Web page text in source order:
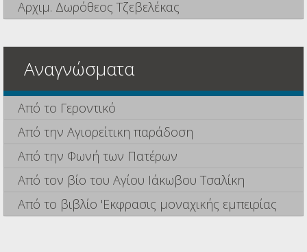
Αρχιμ. Δωρόθεος Τζεβελέκας
Αναγνώσματα
Από το Γεροντικό
Από την Αγιορείτικη παράδοση
Από την Φωνή των Πατέρων
Από τον βίο του Αγίου Ιάκωβου Τσαλίκη
Από το βιβλίο 'Εκφρασις μοναχικής εμπειρίας